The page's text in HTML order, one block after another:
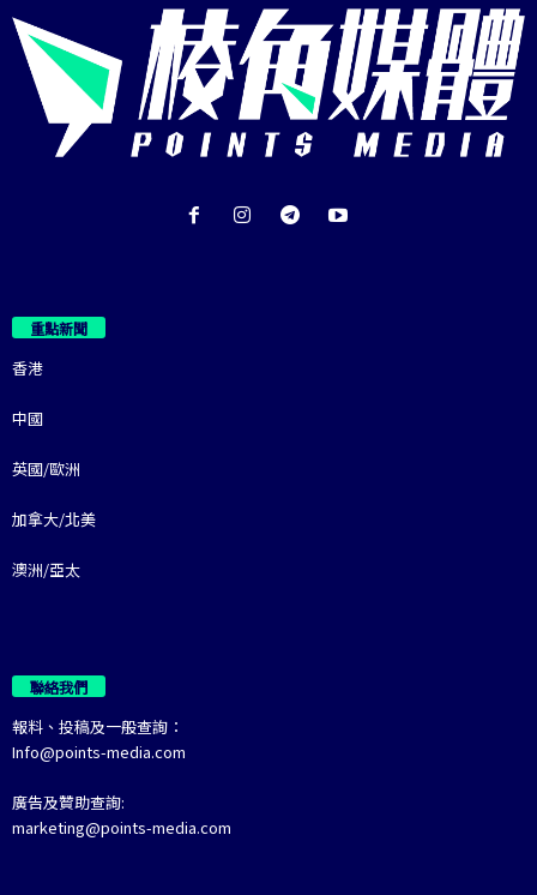
重點新聞
香港
中國
英國/歐洲
加拿大/北美
澳洲/亞太
聯絡我們
報料、投稿及一般查詢：
Info@points-media.com
廣告及贊助查詢:
marketing@points-media.com